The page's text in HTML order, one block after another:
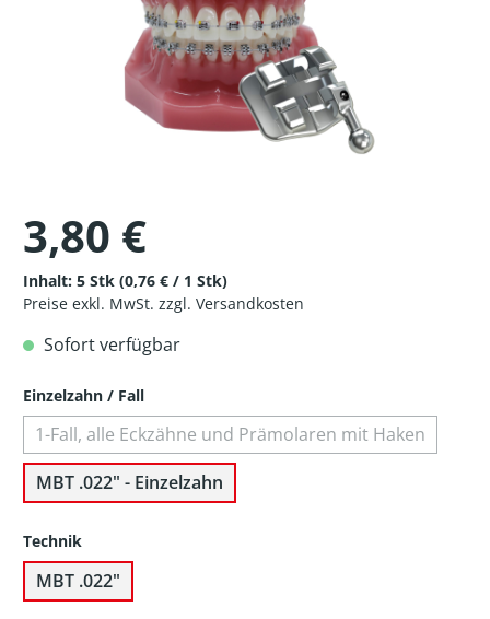
3,80 €
Inhalt: 5 Stk (0,76 € / 1 Stk)
Preise exkl. MwSt. zzgl. Versandkosten
Sofort verfügbar
Einzelzahn / Fall
1-Fall, alle Eckzähne und Prämolaren mit Haken
MBT .022" - Einzelzahn
Technik
MBT .022"